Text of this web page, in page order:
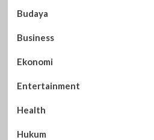
Budaya
Business
Ekonomi
Entertainment
Health
Hukum